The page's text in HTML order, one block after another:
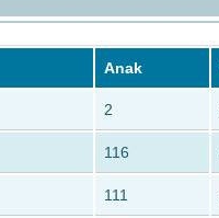
Anak
2
116
111